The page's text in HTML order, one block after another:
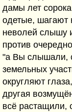
дамы лет
одетые, шагают
неволей слышу
против
"а Вы слышали,
земельных
округляют
другая
всё растащили,